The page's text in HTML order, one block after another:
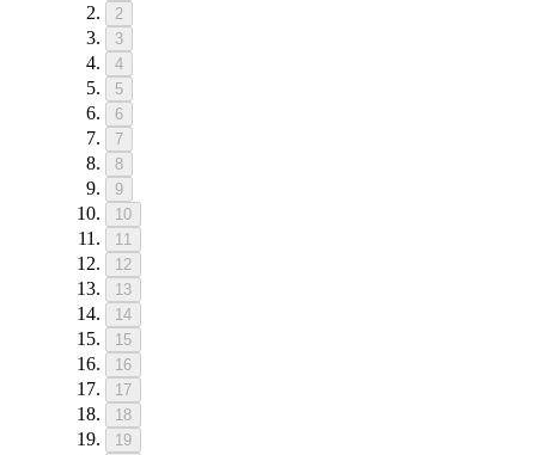
2
3
4
5
6
7
8
9
10
11
12
13
14
15
16
17
18
19